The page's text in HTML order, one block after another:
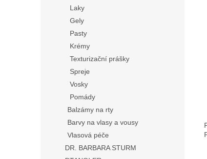
Laky
Gely
Pasty
Krémy
Texturizační prášky
Spreje
Vosky
Pomády
Balzámy na rty
Barvy na vlasy a vousy
Vlasová péče
DR. BARBARA STURM